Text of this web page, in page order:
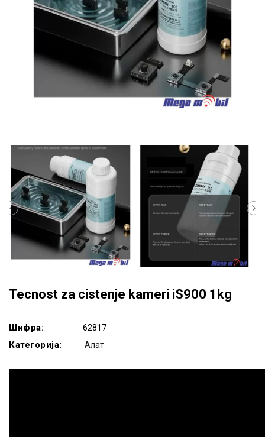
Tecnost za cistenje kameri iS900 1kg
Шифра: 62817
Категорија: Алат